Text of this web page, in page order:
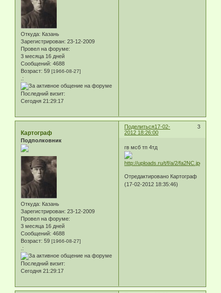
Откуда: Казань
Зарегистрирован: 23-12-2009
Провел на форуме:
3 месяца 16 дней
Сообщений: 4688
Возраст: 59 [1966-08-27]
.:
Последний визит:
Сегодня 21:29:17
Поделиться 3
17-02-
2012 18:26:00
Картограф
Подполковник
Откуда: Казань
Зарегистрирован: 23-12-2009
Провел на форуме:
3 месяца 16 дней
Сообщений: 4688
Возраст: 59 [1966-08-27]
.:
Последний визит:
Сегодня 21:29:17
гв мсб тп 4тд
Отредактировано Картограф
(17-02-2012 18:35:46)